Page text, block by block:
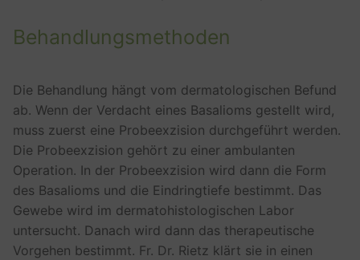
Behandlungsmethoden
Die Behandlung hängt vom dermatologischen Befund
ab. Wenn der Verdacht eines Basalioms gestellt wird,
muss zuerst eine Probeexzision durchgeführt werden.
Die Probeexzision gehört zu einer ambulanten
Operation. In der Probeexzision wird dann die Form
des Basalioms und die Eindringtiefe bestimmt. Das
Gewebe wird im dermatohistologischen Labor
untersucht. Danach wird dann das therapeutische
Vorgehen bestimmt. Fr. Dr. Rietz klärt sie in einen